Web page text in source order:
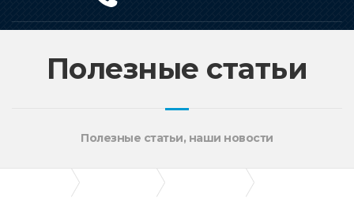
Полезные статьи
Полезные статьи, наши новости